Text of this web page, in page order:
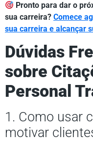
Pronto para dar o
sua carreira? Comece
sua carreira e alcançar
Dúvidas
sobre
Personal
1. Como usar
motivar